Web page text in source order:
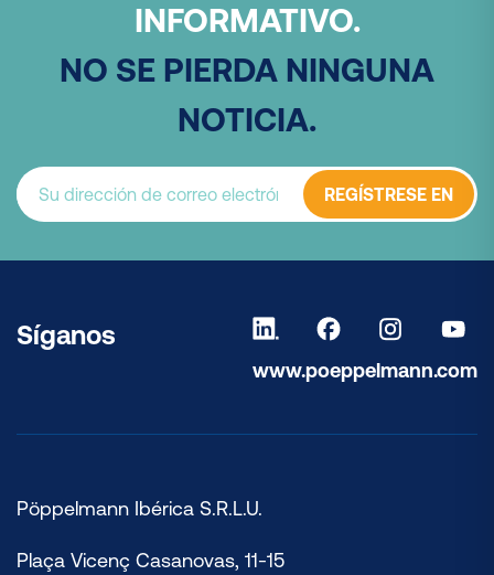
INFORMATIVO.
NO SE PIERDA NINGUNA
NOTICIA.
REGÍSTRESE EN
Síganos
www.poeppelmann.com
Pöppelmann Ibérica S.R.L.U.
Plaça Vicenç Casanovas, 11-15